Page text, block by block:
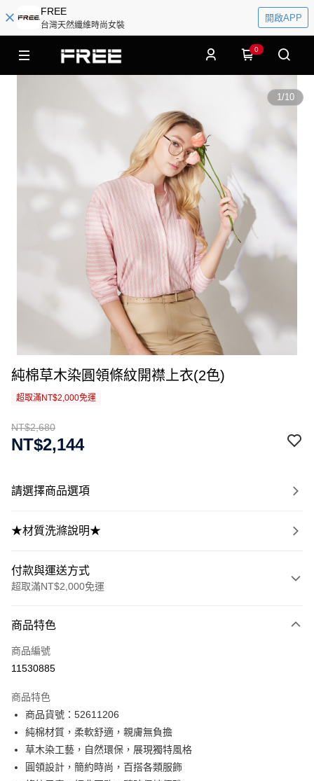
FREE
台灣天然纖維時尚女裝
開啟APP
0
1/10
純棉草木染圓領條紋開襟上衣(2色)
超取滿NT$2,000免運
NT$2,680
NT$2,144
請選擇商品選項
★材質洗滌說明★
付款與運送方式
超取滿NT$2,000免運
信用卡一次付款
信用卡分期付款
合作金庫商業銀行
華南商業銀行
上海商業儲蓄銀行
台北富邦商業銀行
國泰世華商業銀行
兆豐國際商業銀行
臺灣中小企業銀行
台中商業銀行
匯豐（台灣）商業銀行
華泰商業銀行
6 期 0 利率 每期
華南商業銀行
彰化商業銀行
上海商業儲蓄銀行
台北富邦商業銀行
國泰世華商業銀行
兆豐國際商業銀行
12 期 0 利率 每期
合作金庫商業銀行
第一商業銀行
上海商業儲蓄銀行
台北富邦商業銀行
超商取貨付款
LINE Pay
商品特色
商品編號
11530885
商品特色
商品貨號：52611206
純棉材質，柔軟舒適，親膚無負擔
草木染工藝，自然環保，展現獨特風格
圓領設計，簡約時尚，百搭各類服飾